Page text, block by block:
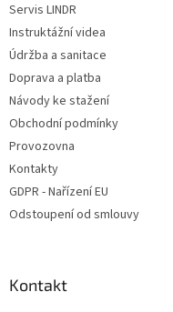
Servis LINDR
Instruktážní videa
Údržba a sanitace
Doprava a platba
Návody ke stažení
Obchodní podmínky
Provozovna
Kontakty
GDPR - Nařízení EU
Odstoupení od smlouvy
Kontakt